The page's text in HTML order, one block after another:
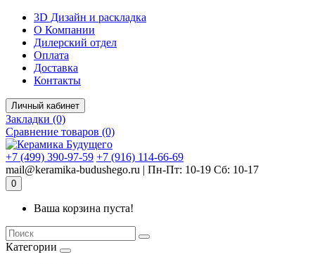
Комплектующие для компьютера
3D Дизайн и раскладка
О Компании
Дилерский отдел
Оплата
Доставка
Контакты
Личный кабинет
Закладки (0)
Сравнение товаров (0)
+7 (499) 390-97-59 +7 (916) 114-66-69
mail@keramika-budushego.ru | Пн-Пт: 10-19 Сб: 10-17
0
Ваша корзина пуста!
Категории